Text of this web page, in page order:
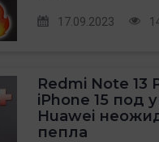
17.09.2023
Redmi Note 13
iPhone 15 под
Huawei
пепла